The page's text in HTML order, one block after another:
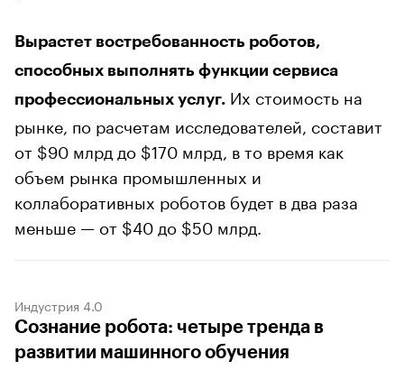
Вырастет востребованность роботов,
способных выполнять функции сервиса
профессиональных услуг. Их стоимость на
рынке, по расчетам исследователей, составит
от $90 млрд до $170 млрд, в то время как
объем рынка промышленных и
коллаборативных роботов будет в два раза
меньше — от $40 до $50 млрд.
Индустрия 4.0
Сознание робота: четыре тренда в
развитии машинного обучения